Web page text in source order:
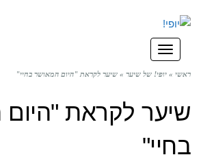
תפריט
ראשי » יופי! של שיער » שיער לקראת "היום המאושר בחיי"
שיער לקראת
בחיי"